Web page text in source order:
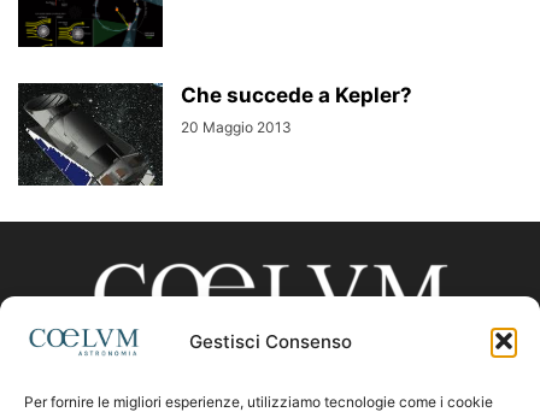
Gestisci Consenso
Per fornire le migliori esperienze, utilizziamo tecnologie come i cookie
Che succede a Kepler?
20 Maggio 2013